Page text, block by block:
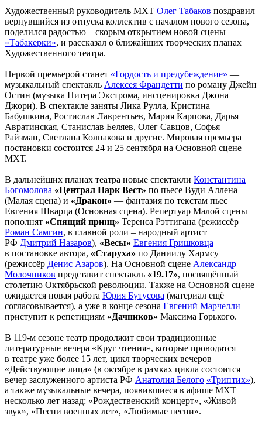
Художественный руководитель МХТ Олег Табаков поздравил
вернувшийся из отпуска коллектив с началом нового сезона,
поделился радостью – скорым открытием новой сцены
«Табакерки», и рассказал о ближайших творческих планах
Художественного театра.
Первой премьерой станет «Гордость и предубеждение» —
музыкальный спектакль Алексея Франдетти по роману Джейн
Остин (музыка Питера Экстрома, инсценировка Джона
Джори). В спектакле заняты Лика Рулла, Кристина
Бабушкина, Ростислав Лаврентьев, Мария Карпова, Дарья
Авратинская, Станислав Беляев, Олег Савцов, Софья
Райзман, Светлана Колпакова и другие. Мировая премьера
постановки состоится 24 и 25 сентября на Основной сцене
МХТ.
В дальнейших планах театра новые спектакли Константина
Богомолова «Централ Парк Вест» по пьесе Вуди Аллена
(Малая сцена) и «Дракон» — фантазия по текстам пьес
Евгения Шварца (Основная сцена). Репертуар Малой сцены
пополнят «Спящий принц» Теренса Рэттигана (режиссёр
Роман Самгин, в главной роли – народный артист
РФ Дмитрий Назаров), «Весы» Евгения Гришковца
в постановке автора, «Старуха» по Даниилу Хармсу
(режиссёр Денис Азаров). На Основной сцене Александр
Молочников представит спектакль «19.17», посвящённый
столетию Октябрьской революции. Также на Основной сцене
ожидается новая работа Юрия Бутусова (материал ещё
согласовывается), а уже в конце сезона Евгений Марчелли
приступит к репетициям «Дачников» Максима Горького.
В 119-м сезоне театр продолжит свои традиционные
литературные вечера «Круг чтения», которые проводятся
в театре уже более 15 лет, цикл творческих вечеров
«Действующие лица» (в октябре в рамках цикла состоится
вечер заслуженного артиста РФ Анатолия Белого «Триптих»),
а также музыкальные вечера, появившиеся в афише МХТ
несколько лет назад: «Рождественский концерт», «Живой
звук», «Песни военных лет», «Любимые песни».